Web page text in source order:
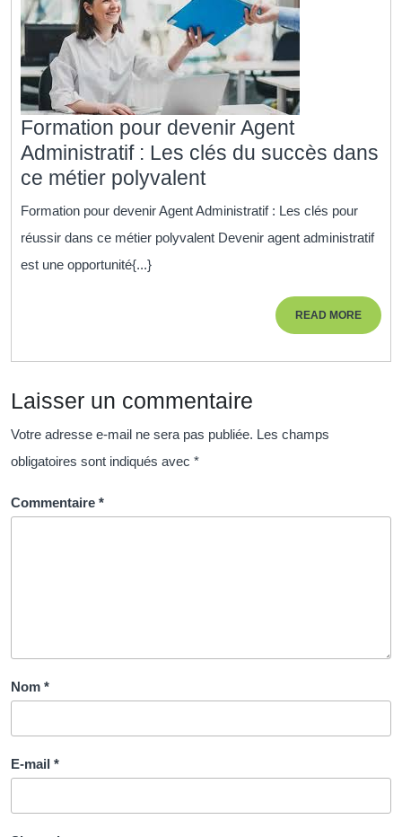
Formation pour devenir Agent
Administratif : Les clés du succès dans
ce métier polyvalentFormation
pour
devenir
succès
dans
Formation pour devenir Agent Administratif : Les clés pour
réussir dans ce métier polyvalent Devenir agent administratif
est une opportunité{...}
READ MOREREAD
MORE
Laisser un commentaire
Votre adresse e-mail ne sera pas publiée. Les champs
obligatoires sont indiqués avec *
Commentaire *
Nom *
E-mail *